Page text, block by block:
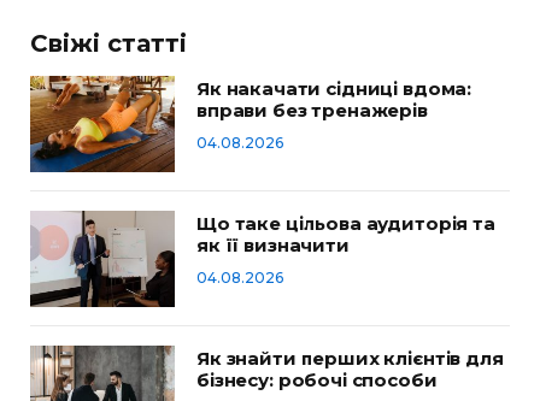
Свіжі статті
Як накачати сідниці вдома:
вправи без тренажерів
04.08.2026
Що таке цільова аудиторія та
як її визначити
04.08.2026
Як знайти перших клієнтів для
бізнесу: робочі способи